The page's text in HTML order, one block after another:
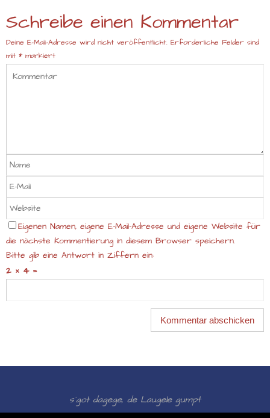
Schreibe einen Kommentar
Deine E-Mail-Adresse wird nicht veröffentlicht. Erforderliche Felder sind
mit * markiert
Eigenen Namen, eigene E-Mail-Adresse und eigene Website für
die nächste Kommentierung in diesem Browser speichern.
Bitte gib eine Antwort in Ziffern ein:
2 × 4 =
s´got dagege, de Laugele gumpt